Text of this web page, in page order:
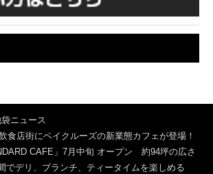
ニュース
食店街にベイクルーズの新業態カフェが登場！
CAFE」7月中旬 オープン 約94坪の広さ
でデリ、ブランチ、ティータイムを楽しめる